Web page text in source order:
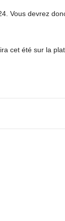
Vous devrez
cet été sur la